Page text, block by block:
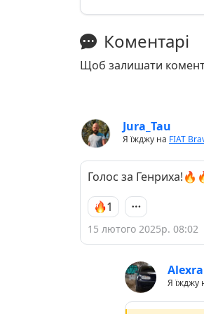
Коментарі
Щоб залишати
Jura_Tau
Я їжджу на FIAT
Голос за
1
15 лютого 2025р. 08:02
Я їжджу